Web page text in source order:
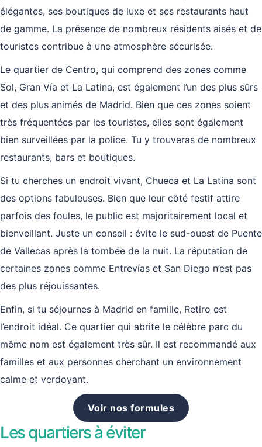
élégantes, ses boutiques de luxe et ses restaurants haut
de gamme. La présence de nombreux résidents aisés et de
touristes contribue à une atmosphère sécurisée.
Le quartier de Centro, qui comprend des zones comme
Sol, Gran Vía et La Latina, est également l’un des plus sûrs
et des plus animés de Madrid. Bien que ces zones soient
très fréquentées par les touristes, elles sont également
bien surveillées par la police. Tu y trouveras de nombreux
restaurants, bars et boutiques.
Si tu cherches un endroit vivant, Chueca et La Latina sont
des options fabuleuses. Bien que leur côté festif attire
parfois des foules, le public est majoritairement local et
bienveillant. Juste un conseil : évite le sud-ouest de Puente
de Vallecas après la tombée de la nuit. La réputation de
certaines zones comme Entrevías et San Diego n’est pas
des plus réjouissantes.
Enfin, si tu séjournes à Madrid en famille, Retiro est
l’endroit idéal. Ce quartier qui abrite le célèbre parc du
même nom est également très sûr. Il est recommandé aux
familles et aux personnes cherchant un environnement
calme et verdoyant.
Voir nos formules
Les quartiers à éviter